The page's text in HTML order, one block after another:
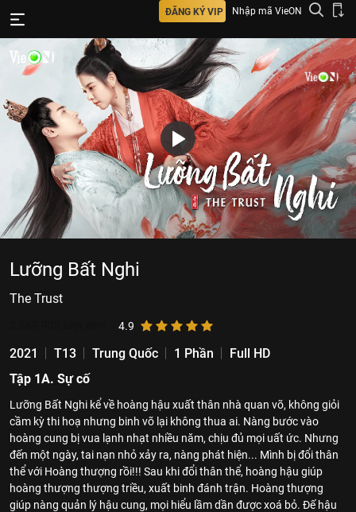
ĐĂNG KÝ VIP Nhập mã VieON
Lưỡng Bất Nghi
The Trust
4.9
2021 T13 Trung Quốc 1 Phần
Full HD
Tập 1A. Sự cố
Lưỡng Bất Nghi kể về hoàng hậu xuất thân nhà quan võ, không giỏi
cầm kỳ thi hoạ nhưng binh võ lại không thua ai. Nàng bước vào
hoàng cung bị vua lạnh nhạt nhiều năm, chịu đủ mọi uất ức. Nhưng
đến một ngày, tai nạn nhỏ xảy ra, nàng phát hiện... Mình bị đổi thân
thể với Hoàng thượng rồi!!! Sau khi đổi thân thể, hoàng hậu giúp
hoàng thượng thượng triều, xuất binh đánh trận. Hoàng thượng
giúp nàng quản lý hậu cung, mọi hiểu lầm dần được xoá bỏ. Đế hậu